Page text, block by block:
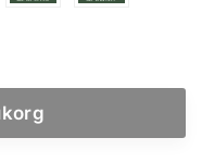
– dessertsked,